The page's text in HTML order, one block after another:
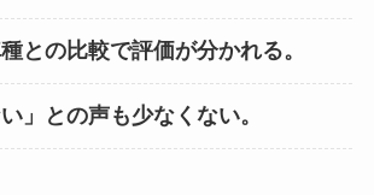
との比較で評価が分かれる。
い」との声も少なくない。